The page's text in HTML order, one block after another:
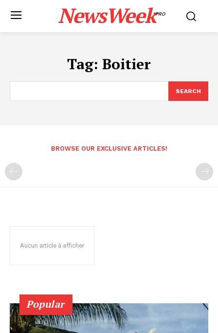
NewsWeekPRO
Tag: Boitier
SEARCH
BROWSE OUR EXCLUSIVE ARTICLES!
Aucun article à afficher
Popular